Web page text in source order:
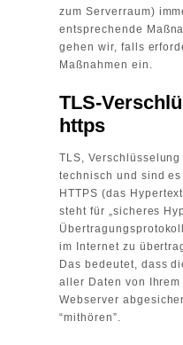
zum Serverraum)
entsprechende
gehen wir, falls
Maßnahmen ein.
TLS-
https
TLS,
technisch und sind
HTTPS (das
steht für „sicheres
im Internet zu
Das bedeutet, dass
aller Daten von
Webserver
“mithören”.